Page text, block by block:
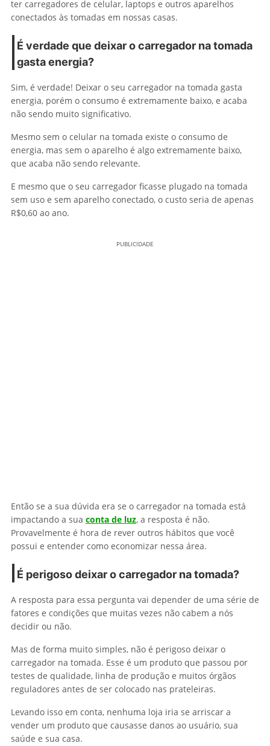
ter carregadores de celular, laptops e outros aparelhos
conectados às tomadas em nossas casas.
É verdade que deixar o carregador na tomada
gasta energia?
Sim, é verdade! Deixar o seu carregador na tomada gasta
energia, porém o consumo é extremamente baixo, e acaba
não sendo muito significativo.
Mesmo sem o celular na tomada existe o consumo de
energia, mas sem o aparelho é algo extremamente baixo,
que acaba não sendo relevante.
E mesmo que o seu carregador ficasse plugado na tomada
sem uso e sem aparelho conectado, o custo seria de apenas
R$0,60 ao ano.
PUBLICIDADE
Então se a sua dúvida era se o carregador na tomada está
impactando a sua conta de luz, a resposta é não.
Provavelmente é hora de rever outros hábitos que você
possui e entender como economizar nessa área.
É perigoso deixar o carregador na tomada?
A resposta para essa pergunta vai depender de uma série de
fatores e condições que muitas vezes não cabem a nós
decidir ou não.
Mas de forma muito simples, não é perigoso deixar o
carregador na tomada. Esse é um produto que passou por
testes de qualidade, linha de produção e muitos órgãos
reguladores antes de ser colocado nas prateleiras.
Levando isso em conta, nenhuma loja iria se arriscar a
vender um produto que causasse danos ao usuário, sua
saúde e sua casa.